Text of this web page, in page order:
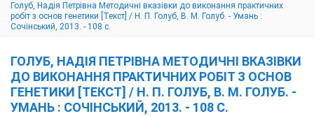
Голуб, Надія Петрівна Методичні вказівки до виконання практичних
робіт з основ генетики [Текст] / Н. П. Голуб, В. М. Голуб. - Умань :
Сочінський, 2013. - 108 с.
ГОЛУБ, НАДІЯ ПЕТРІВНА МЕТОДИЧНІ ВКАЗІВКИ
ДО ВИКОНАННЯ ПРАКТИЧНИХ РОБІТ З ОСНОВ
ГЕНЕТИКИ [ТЕКСТ] / Н. П. ГОЛУБ, В. М. ГОЛУБ. -
УМАНЬ : СОЧІНСЬКИЙ, 2013. - 108 С.